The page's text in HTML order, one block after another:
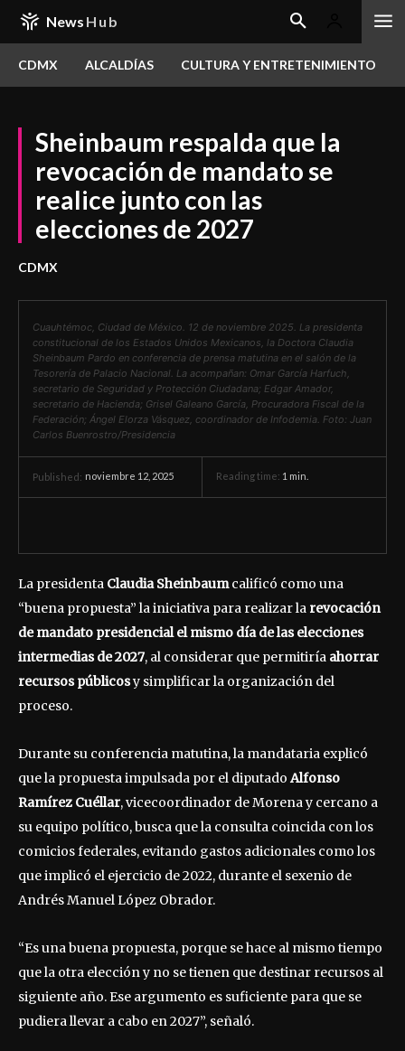
News Hub
CDMX ALCALDÍAS CULTURA Y ENTRETENIMIENTO
Sheinbaum respalda que la
revocación de mandato se
realice junto con las
elecciones de 2027
CDMX
Cuauhtémoc, Ciudad de México. 12 de noviembre 2025. La presidenta
constitucional de los Estados Unidos Mexicanos, la Doctora Claudia
Sheinbaum Pardo en conferencia de prensa matutina en el salón de la
Tesorería de Palacio Nacional. La acompañan: Omar García Harfuch,
secretario de Seguridad y Protección Ciudadana; Edgar Amador,
secretario de Hacienda; Grisel Galeano García, Procuradora Fiscal de la
Federación; Ángel Elorza Vásquez, coordinador de Infodemia. Foto: Juan
Carlos Buenrostro/Presidencia
Published: noviembre 12, 2025 Reading time: 1 min.
La presidenta Claudia Sheinbaumcalificó como una
“buena propuesta” la iniciativa para realizar la revocación
de mandato presidencial el mismo día de las elecciones
intermedias de 2027, al considerar que permitiría ahorrar
recursos públicosy simplificar la organización del
proceso.
Durante su conferencia matutina, la mandataria explicó
que la propuesta impulsada por el diputado Alfonso
Ramírez Cuéllar, vicecoordinador de Morena y cercano a
su equipo político, busca que la consulta coincida con los
comicios federales, evitando gastos adicionales como los
que implicó el ejercicio de 2022, durante el sexenio de
Andrés Manuel López Obrador.
“Es una buena propuesta, porque se hace al mismo tiempo
que la otra elección y no se tienen que destinar recursos al
siguiente año. Ese argumento es suficiente para que se
pudiera llevar a cabo en 2027”, señaló.